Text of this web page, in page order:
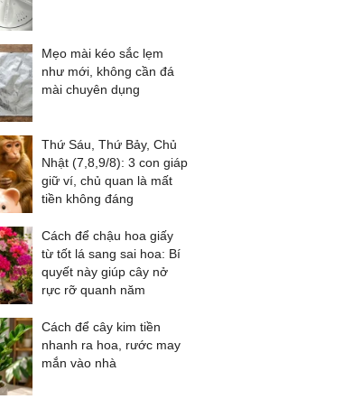
Mẹo mài kéo sắc lẹm
như mới, không cần đá
mài chuyên dụng
Thứ Sáu, Thứ Bảy, Chủ
Nhật (7,8,9/8): 3 con giáp
giữ ví, chủ quan là mất
tiền không đáng
Cách để chậu hoa giấy
từ tốt lá sang sai hoa: Bí
quyết này giúp cây nở
rực rỡ quanh năm
Cách để cây kim tiền
nhanh ra hoa, rước may
mắn vào nhà